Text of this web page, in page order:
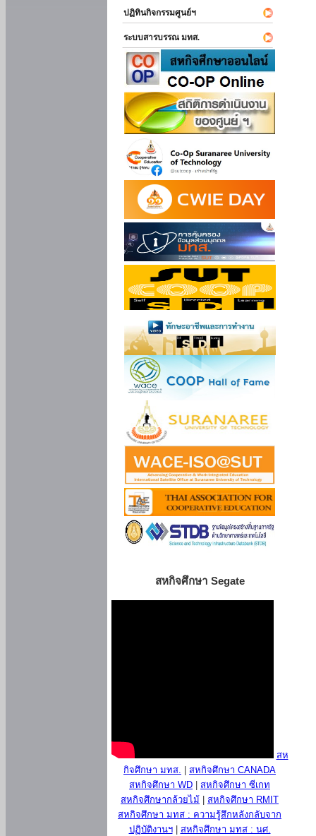
ปฏิทินกิจกรรมศูนย์ฯ
ระบบสารบรรณ มทส.
สหกิจศึกษา Segate
สห
กิจศึกษา มทส.
สหกิจศึกษา CANADA
สหกิจศึกษา WD
สหกิจศึกษา ซีเกท
สหกิจศึกษากล้วยไม้
สหกิจศึกษา RMIT
สหกิจศึกษา มทส : ความรู้สึกหลังกลับจาก
ปฏิบัติงานฯ| สหกิจศึกษา มทส : นศ.